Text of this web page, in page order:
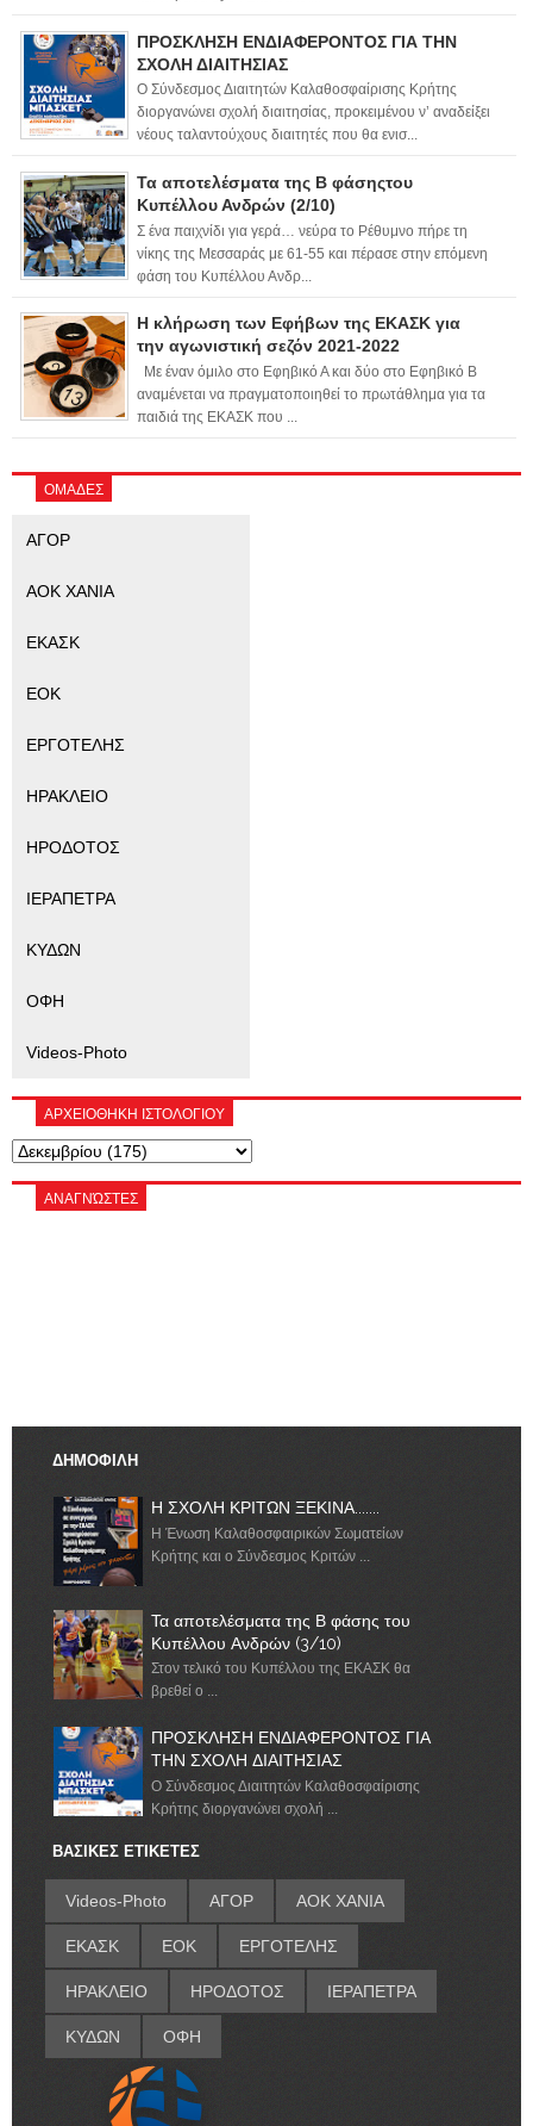
ΠΡΟΣΚΛΗΣΗ ΕΝΔΙΑΦΕΡΟΝΤΟΣ ΓΙΑ ΤΗΝ
ΣΧΟΛΗ ΔΙΑΙΤΗΣΙΑΣ
Ο Σύνδεσμος Διαιτητών Καλαθοσφαίρισης Κρήτης
διοργανώνει σχολή διαιτησίας, προκειμένου ν’ αναδείξει
νέους ταλαντούχους διαιτητές που θα ενισ...
Τα αποτελέσματα της Β φάσηςτου
Κυπέλλου Ανδρών (2/10)
Σ ένα παιχνίδι για γερά… νεύρα το Ρέθυμνο πήρε τη
νίκης της Μεσσαράς με 61-55 και πέρασε στην επόμενη
φάση του Κυπέλλου Ανδρ...
Η κλήρωση των Εφήβων της ΕΚΑΣΚ για
την αγωνιστική σεζόν 2021-2022
Με έναν όμιλο στο Εφηβικό Α και δύο στο Εφηβικό Β
αναμένεται να πραγματοποιηθεί το πρωτάθλημα για τα
παιδιά της ΕΚΑΣΚ που ...
ΟΜΑΔΕΣ
ΑΓΟΡ
ΑΟΚ ΧΑΝΙΑ
ΕΚΑΣΚ
ΕΟΚ
ΕΡΓΟΤΕΛΗΣ
ΗΡΑΚΛΕΙΟ
ΗΡΟΔΟΤΟΣ
ΙΕΡΑΠΕΤΡΑ
ΚΥΔΩΝ
ΟΦΗ
Videos-Photo
ΑΡΧΕΙΟΘΗΚΗ ΙΣΤΟΛΟΓΙΟΥ
ΑΝΑΓΝΏΣΤΕΣ
ΔΗΜΟΦΙΛΗ
Η ΣΧΟΛΗ ΚΡΙΤΩΝ ΞΕΚΙΝΑ.......
Η Ένωση Καλαθοσφαιρικών Σωματείων
Κρήτης και ο Σύνδεσμος Κριτών ...
Τα αποτελέσματα της Β φάσης του
Κυπέλλου Ανδρών (3/10)
Στον τελικό του Κυπέλλου της ΕΚΑΣΚ θα
βρεθεί ο ...
ΠΡΟΣΚΛΗΣΗ ΕΝΔΙΑΦΕΡΟΝΤΟΣ ΓΙΑ
ΤΗΝ ΣΧΟΛΗ ΔΙΑΙΤΗΣΙΑΣ
Ο Σύνδεσμος Διαιτητών Καλαθοσφαίρισης
Κρήτης διοργανώνει σχολή ...
ΒΑΣΙΚΕΣ ΕΤΙΚΕΤΕΣ
Videos-Photo ΑΓΟΡ ΑΟΚ ΧΑΝΙΑ
ΕΚΑΣΚ ΕΟΚ ΕΡΓΟΤΕΛΗΣ
ΗΡΑΚΛΕΙΟ ΗΡΟΔΟΤΟΣ ΙΕΡΑΠΕΤΡΑ
ΚΥΔΩΝ ΟΦΗ